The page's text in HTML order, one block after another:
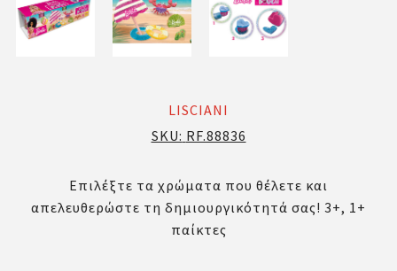
LISCIANI
SKU: RF.88836
Επιλέξτε τα χρώματα που θέλετε και
απελευθερώστε τη δημιουργικότητά σας! 3+, 1+
παίκτες